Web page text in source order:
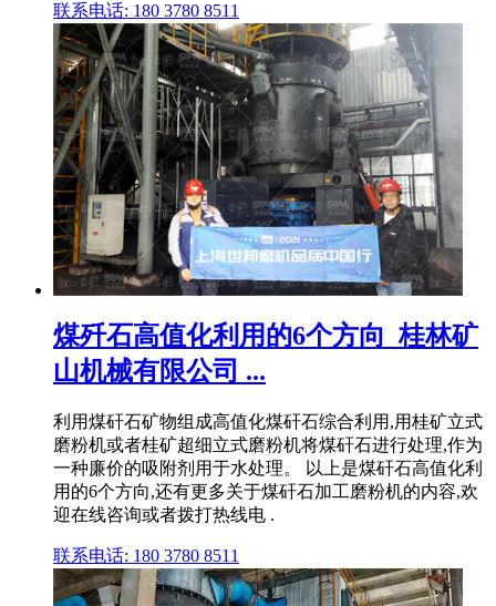
联系电话: 180 3780 8511
煤歼石高值化利用的6个方向_桂林矿
山机械有限公司 ...
利用煤矸石矿物组成高值化煤矸石综合利用,用桂矿立式
磨粉机或者桂矿超细立式磨粉机将煤矸石进行处理,作为
一种廉价的吸附剂用于水处理。 以上是煤矸石高值化利
用的6个方向,还有更多关于煤矸石加工磨粉机的内容,欢
迎在线咨询或者拨打热线电 .
联系电话: 180 3780 8511